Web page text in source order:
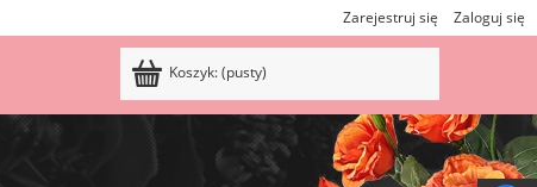
Zarejestruj się Zaloguj się
Koszyk:(pusty)